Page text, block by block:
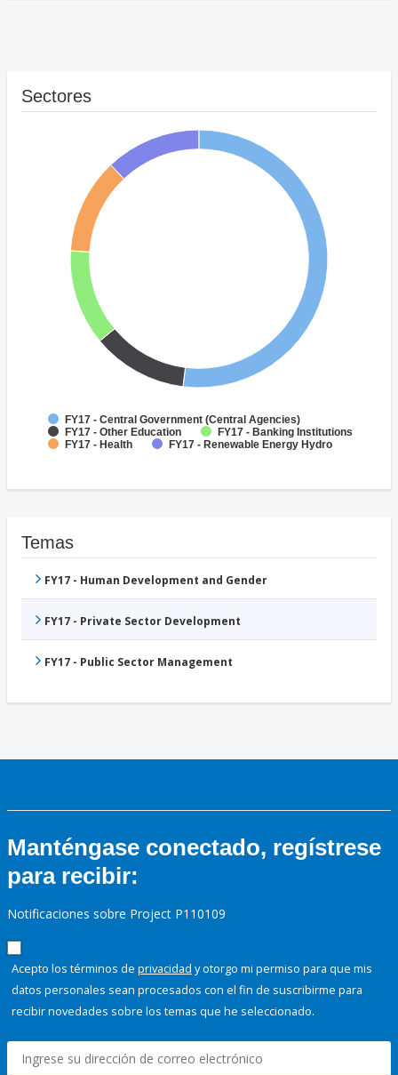
Sectores
FY17 - Central Government (Central Agencies)
FY17 - Other Education
FY17 - Banking Institutions
FY17 - Health
FY17 - Renewable Energy Hydro
Temas
FY17 - Human Development and Gender
FY17 - Private Sector Development
FY17 - Public Sector Management
Manténgase conectado, regístrese
para recibir:
Notificaciones sobre Project P110109
Acepto los términos de privacidad y otorgo mi permiso para que mis
datos personales sean procesados con el fin de suscribirme para
recibir novedades sobre los temas que he seleccionado.